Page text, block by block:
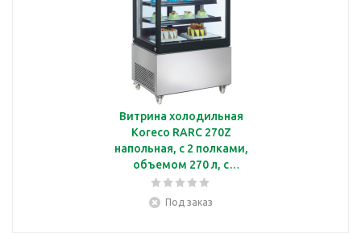
Витрина холодильная
Koreco RARC 270Z
напольная, с 2 полками,
объемом 270 л, с
подсветкой
Под заказ